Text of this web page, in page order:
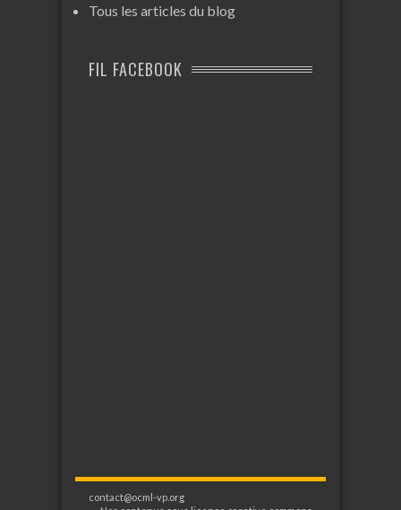
Tous les articles du blog
FIL FACEBOOK
contact@ocml-vp.org